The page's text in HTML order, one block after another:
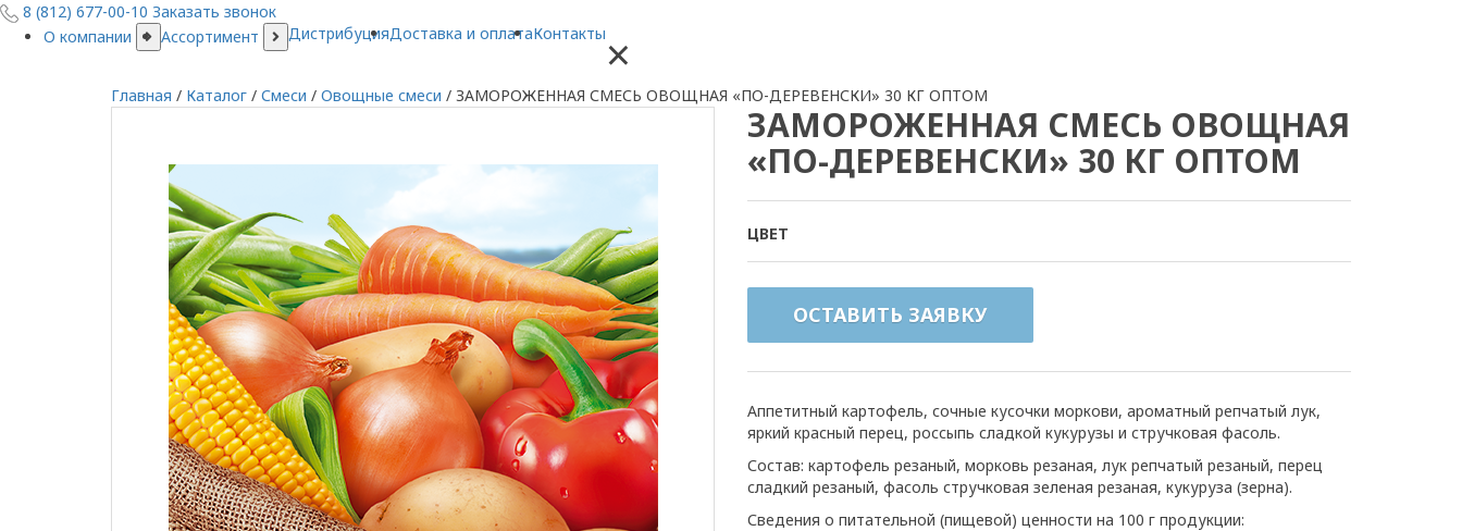
8 (812) 677-00-10 Заказать звонок
О компании
Ассортимент ДистрибуцияДоставка и оплатаКонтакты×
Главная / Каталог / Смеси / Овощные смеси / ЗАМОРОЖЕННАЯ СМЕСЬ ОВОЩНАЯ «ПО-ДЕРЕВЕНСКИ» 30 КГ ОПТОМ
ЗАМОРОЖЕННАЯ СМЕСЬ ОВОЩНАЯ
«ПО-ДЕРЕВЕНСКИ» 30 КГ ОПТОМ
ЦВЕТ
ОСТАВИТЬ ЗАЯВКУ
Аппетитный картофель, сочные кусочки моркови, ароматный репчатый лук,
яркий красный перец, россыпь сладкой кукурузы и стручковая фасоль.
Состав: картофель резаный, морковь резаная, лук репчатый резаный, перец
сладкий резаный, фасоль стручковая зеленая резаная, кукуруза (зерна).
Сведения о питательной (пищевой) ценности на 100 г продукции: